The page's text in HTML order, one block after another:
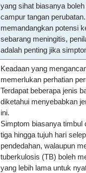
yang sihat biasanya boleh
campur tangan
memandangkan potensi
sebarang meningitis,
adalah penting jika
Keadaan yang
memerlukan perhatian
Terdapat beberapa jenis
diketahui menyebabkan
ini.
Simptom biasanya timbul
tiga hingga tujuh hari
pendedahan, walaupun
tuberkulosis (TB) boleh
yang lebih lama untuk